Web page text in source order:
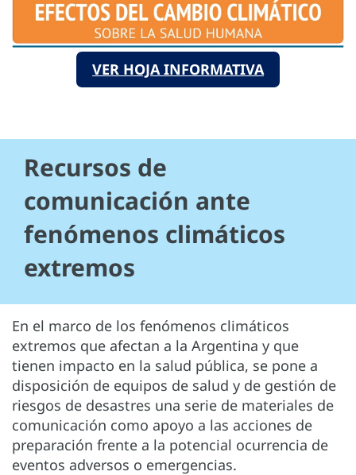
VER HOJA INFORMATIVA
Recursos de
comunicación ante
fenómenos climáticos
extremos
En el marco de los fenómenos climáticos
extremos que afectan a la Argentina y que
tienen impacto en la salud pública, se pone a
disposición de equipos de salud y de gestión de
riesgos de desastres una serie de materiales de
comunicación como apoyo a las acciones de
preparación frente a la potencial ocurrencia de
eventos adversos o emergencias.